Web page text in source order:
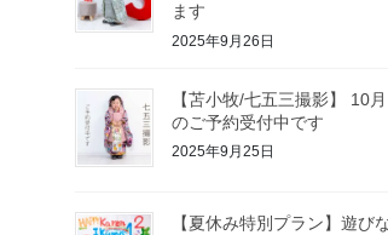
ます
2025年9月26日
【苫小牧/七五三撮影】 10
のご予約受付中です
2025年9月25日
【夏休み特別プラン】遊び